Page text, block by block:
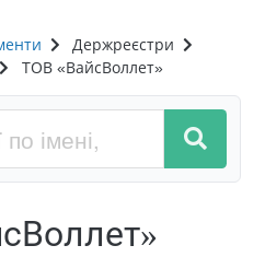
Держреєстри
ТОВ «ВайсВоллет»